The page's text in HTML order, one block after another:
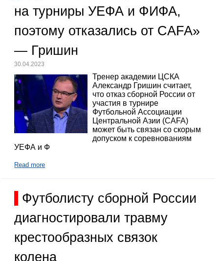
на турниры УЕФА и ФИФА,
поэтому отказались от CAFA»
— Гришин
30.04.2023
Тренер академии ЦСКА
Александр Гришин считает,
что отказ сборной России от
участия в турнире
Футбольной Ассоциации
Центральной Азии (CAFA)
может быть связан со скорым
допуском к соревнованиям
УЕФА и Ф
Read more
Футболисту сборной России
диагностировали травму
крестообразных связок
колена